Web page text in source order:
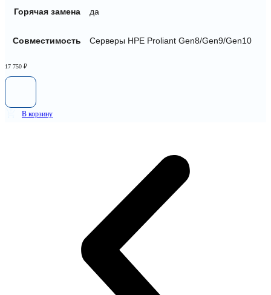
Горячая замена да
Совместимость Серверы HPE Proliant Gen8/Gen9/Gen10
17 750 ₽
В корзину